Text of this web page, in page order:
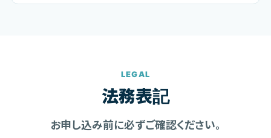
LEGAL
法務表記
お申し込み前に必ずご確認ください。